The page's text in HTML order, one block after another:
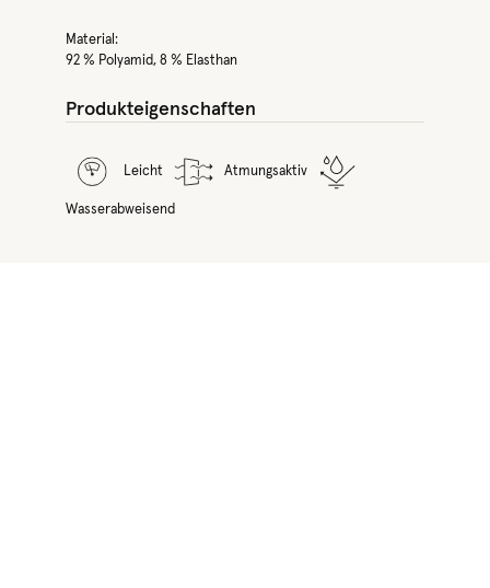
Material:
92 % Polyamid, 8 % Elasthan
Produkteigenschaften
Leicht Atmungsaktiv
Wasserabweisend